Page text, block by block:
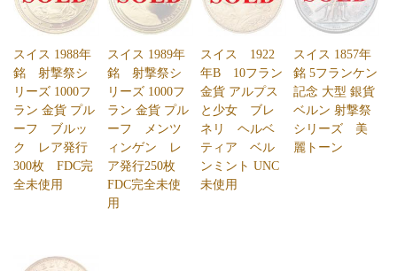
スイス 1988年
銘 射撃祭シ
リーズ 1000フ
ラン 金貨 プル
ーフ ブルッ
ク レア発行
300枚 FDC完
全未使用
スイス 1989年
銘 射撃祭シ
リーズ 1000フ
ラン 金貨 プル
ーフ メンツ
ィンゲン レ
ア発行250枚
FDC完全未使
用
スイス 1922
年B 10フラン
金貨 アルプス
と少女 ブレ
ネリ ヘルベ
ティア ベル
ンミント UNC
未使用
スイス 1857年
銘 5フランケン
記念 大型 銀貨
ベルン 射撃祭
シリーズ 美
麗トーン